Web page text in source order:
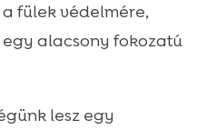
fülek védelmére,
alacsony fokozatú
lesz egy